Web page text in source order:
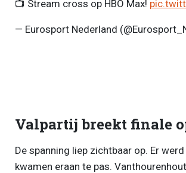
📺 Stream cross op HBO Max!
— Eurosport Nederland
Valpartij breekt finale
De spanning liep zichtbaar op. Er
kwamen eraan te pas.